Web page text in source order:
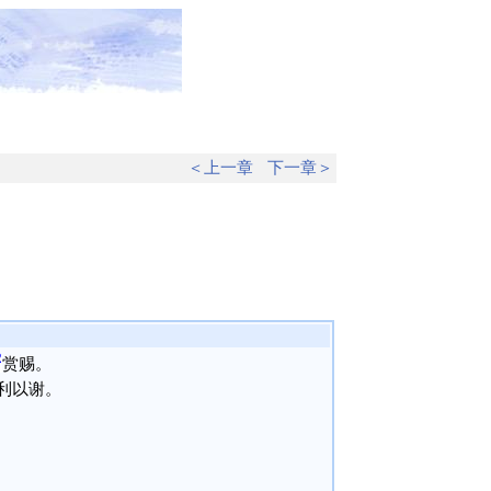
＜上一章 下一章＞
赏赐。
以谢。